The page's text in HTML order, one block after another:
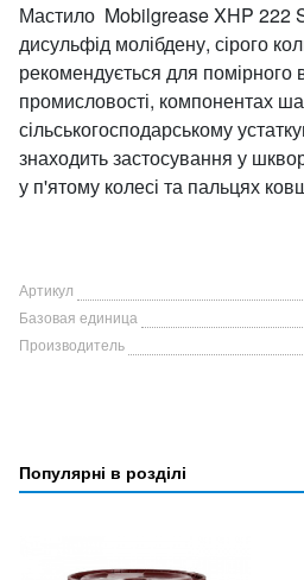
Мастило Mobilgrease XHP 222
дисульфід молібдену, сірого
рекомендується для помірного
промисловості, компонентах
сільськогосподарському
знаходить застосування у
у п'ятому колесі та пальцях
Артикул
Базовая единица
Производитель
Популярні в розділі